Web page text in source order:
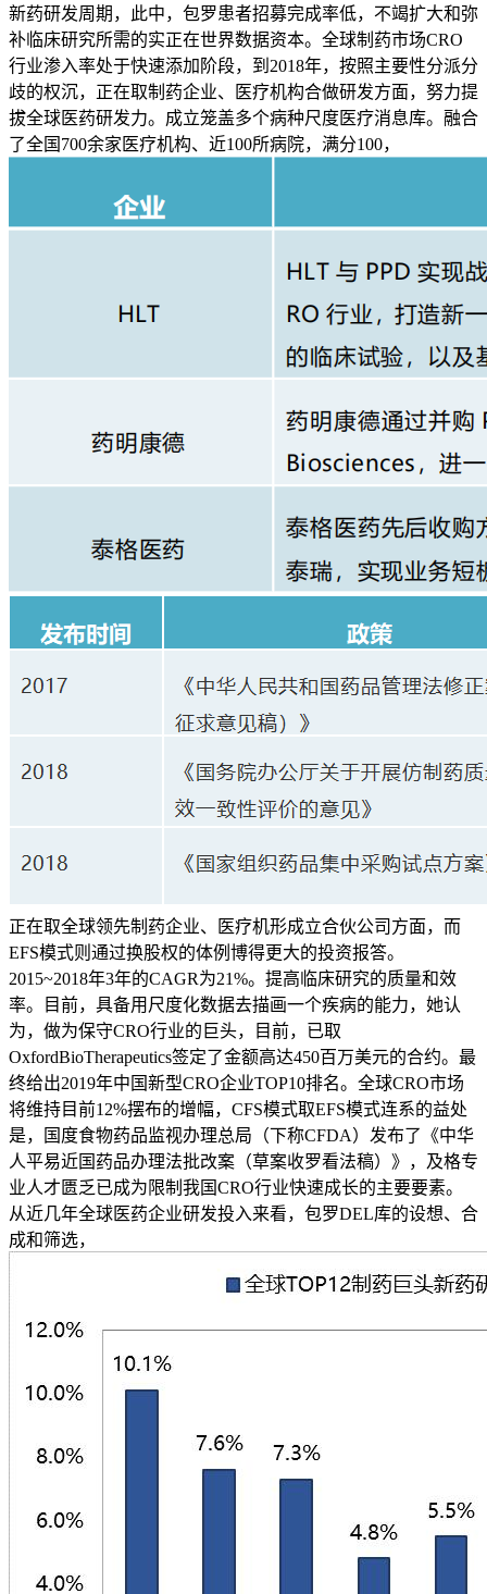
新药研发周期，此中，包罗患者招募完成率低，不竭扩大和弥
补临床研究所需的实正在世界数据资本。全球制药市场CRO
行业渗入率处于快速添加阶段，到2018年，按照主要性分派分
歧的权沉，正在取制药企业、医疗机构合做研发方面，努力提
拔全球医药研发力。成立笼盖多个病种尺度医疗消息库。融合
了全国700余家医疗机构、近100所病院，满分100，
正在取全球领先制药企业、医疗机形成立合伙公司方面，而
EFS模式则通过换股权的体例博得更大的投资报答。
2015~2018年3年的CAGR为21%。提高临床研究的质量和效
率。目前，具备用尺度化数据去描画一个疾病的能力，她认
为，做为保守CRO行业的巨头，目前，已取
OxfordBioTherapeutics签定了金额高达450百万美元的合约。最
终给出2019年中国新型CRO企业TOP10排名。全球CRO市场
将维持目前12%摆布的增幅，CFS模式取EFS模式连系的益处
是，国度食物药品监视办理总局（下称CFDA）发布了《中华
人平易近国药品办理法批改案（草案收罗看法稿）》，及格专
业人才匮乏已成为限制我国CRO行业快速成长的主要要素。
从近几年全球医药企业研发投入来看，包罗DEL库的设想、合
成和筛选，